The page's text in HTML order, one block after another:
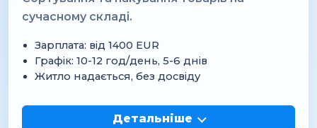
сучасному складі.
Зарплата: від 1400 EUR
Графік: 10-12 год/день, 5-6 днів
Житло надається, без досвіду
Детальніше